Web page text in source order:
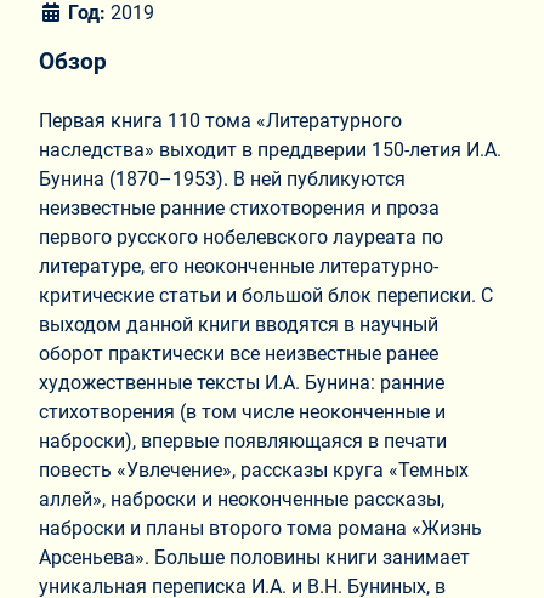
Год: 2019
Обзор
Первая книга 110 тома «Литературного
наследства» выходит в преддверии 150-летия И.А.
Бунина (1870–1953). В ней публикуются
неизвестные ранние стихотворения и проза
первого русского нобелевского лауреата по
литературе, его неоконченные литературно-
критические статьи и большой блок переписки. С
выходом данной книги вводятся в научный
оборот практически все неизвестные ранее
художественные тексты И.А. Бунина: ранние
стихотворения (в том числе неоконченные и
наброски), впервые появляющаяся в печати
повесть «Увлечение», рассказы круга «Темных
аллей», наброски и неоконченные рассказы,
наброски и планы второго тома романа «Жизнь
Арсеньева». Больше половины книги занимает
уникальная переписка И.А. и В.Н. Буниных, в